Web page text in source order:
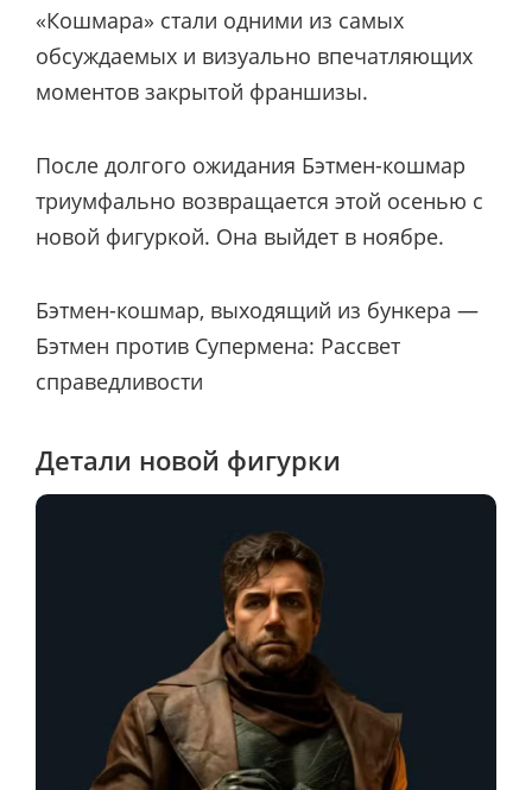
«Кошмара» стали одними из самых
обсуждаемых и визуально впечатляющих
моментов закрытой франшизы.
После долгого ожидания Бэтмен-кошмар
триумфально возвращается этой осенью с
новой фигуркой. Она выйдет в ноябре.
Бэтмен-кошмар, выходящий из бункера —
Бэтмен против Супермена: Рассвет
справедливости
Детали новой фигурки